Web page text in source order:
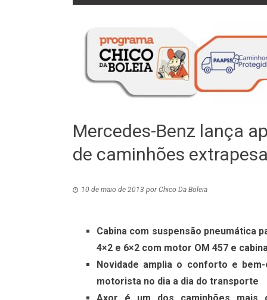
Mercedes-Benz lança
de caminhões
10 de maio de 2013 porChico Da Boleia
Cabina com suspensão pneumática
4×2 e 6×2 com motor OM 457 e
Novidade amplia o conforto e
motorista no dia a dia do transporte